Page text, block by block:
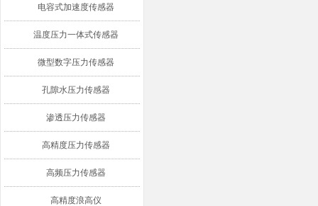
电容式加速度传感器
温度压力一体式传感器
微型数字压力传感器
孔隙水压力传感器
渗透压力传感器
高精度压力传感器
高频压力传感器
高精度浪高仪